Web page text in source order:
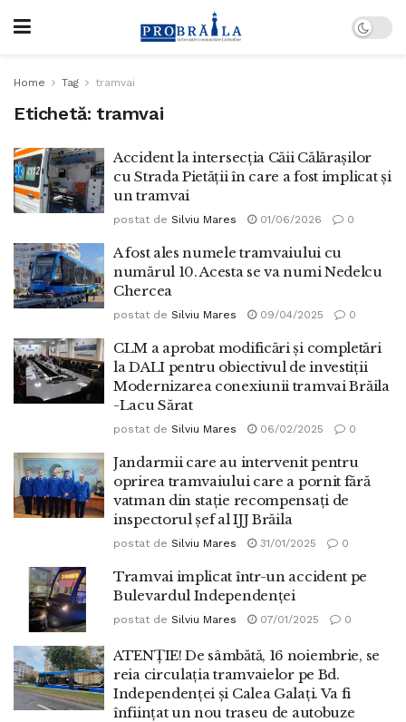
Home Tag tramvai
Etichetă: tramvai
Accident la intersecția Căii Călărașilor
cu Strada Pietății în care a fost implicat și
un tramvai
postat de Silviu Mares 01/06/2026 0
A fost ales numele tramvaiului cu
numărul 10. Acesta se va numi Nedelcu
Chercea
postat de Silviu Mares 09/04/2025 0
CLM a aprobat modificări și completări
la DALI pentru obiectivul de investiții
Modernizarea conexiunii tramvai Brăila
-Lacu Sărat
postat de Silviu Mares 06/02/2025 0
Jandarmii care au intervenit pentru
oprirea tramvaiului care a pornit fără
vatman din stație recompensați de
inspectorul șef al IJJ Brăila
postat de Silviu Mares 31/01/2025 0
Tramvai implicat într-un accident pe
Bulevardul Independenței
postat de Silviu Mares 07/01/2025 0
ATENȚIE! De sâmbătă, 16 noiembrie, se
reia circulația tramvaielor pe Bd.
Independenței și Calea Galați. Va fi
înființat un nou traseu de autobuze